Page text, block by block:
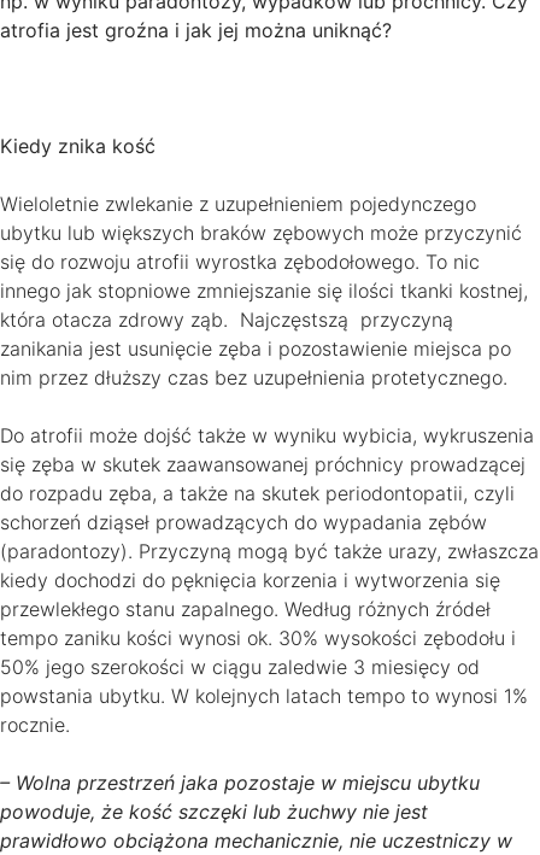
atrofia jest groźna i jak jej można uniknąć?
Kiedy znika kość
Wieloletnie zwlekanie z uzupełnieniem pojedynczego
ubytku lub większych braków zębowych może przyczynić
się do rozwoju atrofii wyrostka zębodołowego. To nic
innego jak stopniowe zmniejszanie się ilości tkanki kostnej,
która otacza zdrowy ząb. Najczęstszą przyczyną
zanikania jest usunięcie zęba i pozostawienie miejsca po
nim przez dłuższy czas bez uzupełnienia protetycznego.
Do atrofii może dojść także w wyniku wybicia, wykruszenia
się zęba w skutek zaawansowanej próchnicy prowadzącej
do rozpadu zęba, a także na skutek periodontopatii, czyli
schorzeń dziąseł prowadzących do wypadania zębów
(paradontozy). Przyczyną mogą być także urazy, zwłaszcza
kiedy dochodzi do pęknięcia korzenia i wytworzenia się
przewlekłego stanu zapalnego. Według różnych źródeł
tempo zaniku kości wynosi ok. 30% wysokości zębodołu i
50% jego szerokości w ciągu zaledwie 3 miesięcy od
powstania ubytku. W kolejnych latach tempo to wynosi 1%
rocznie.
– Wolna przestrzeń jaka pozostaje w miejscu ubytku
powoduje, że kość szczęki lub żuchwy nie jest
prawidłowo obciążona mechanicznie, nie uczestniczy w